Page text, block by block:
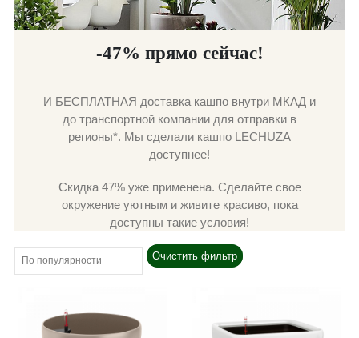
-47% прямо сейчас!
И БЕСПЛАТНАЯ доставка кашпо внутри МКАД и
до транспортной компании для отправки в
регионы*. Мы сделали кашпо LECHUZA
доступнее!
Скидка 47% уже применена. Сделайте свое
окружение уютным и живите красиво, пока
доступны такие условия!
Очистить фильтр